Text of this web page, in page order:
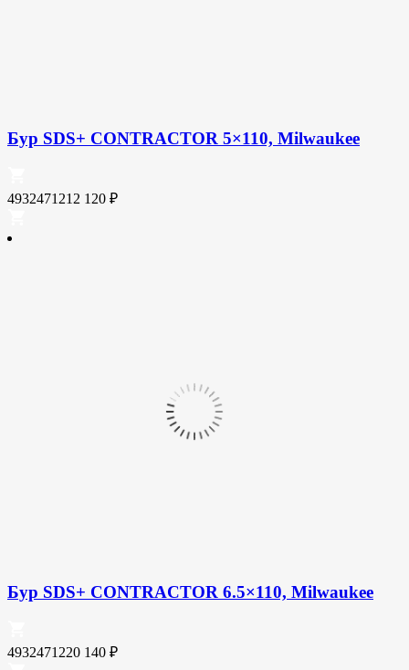
Бур SDS+ CONTRACTOR 5×110, Milwaukee
4932471212 120 ₽
Бур SDS+ CONTRACTOR 6.5×110, Milwaukee
4932471220 140 ₽